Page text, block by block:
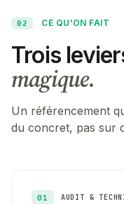
02 CE QU'ON FAIT
Trois
magique.
Un référencement
du concret, pas sur
01 AUDIT &